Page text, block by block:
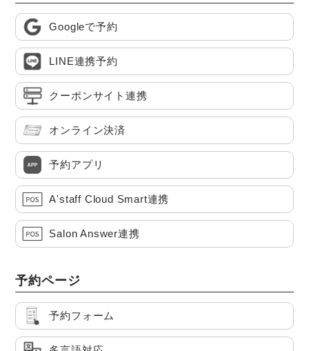
Googleで予約
LINE連携予約
クーポンサイト連携
オンライン決済
予約アプリ
A'staff Cloud Smart連携
Salon Answer連携
予約ページ
予約フォーム